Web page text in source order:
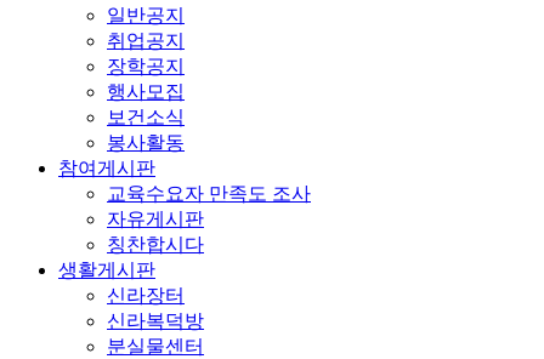
일반공지
취업공지
장학공지
행사모집
보건소식
봉사활동
참여게시판
교육수요자 만족도 조사
자유게시판
칭찬합시다
생활게시판
신라장터
신라복덕방
분실물센터